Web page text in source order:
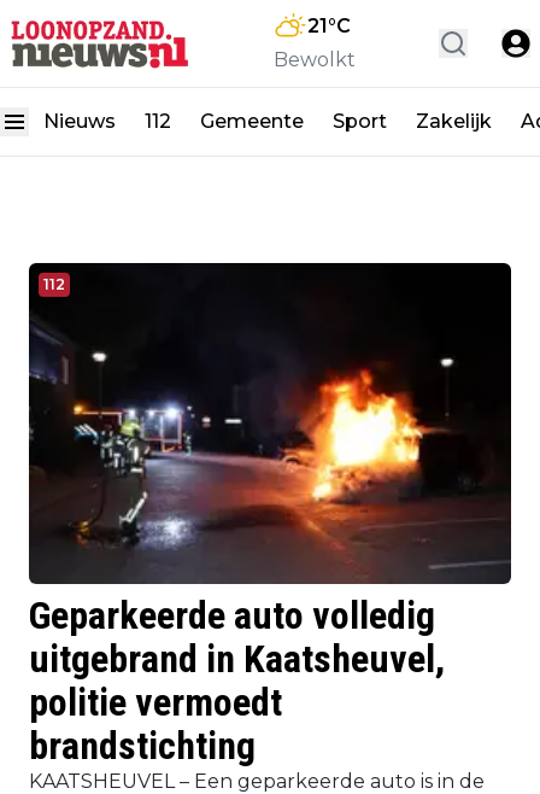
21°C
Bewolkt
Nieuws 112 Gemeente Sport Zakelijk
112
Geparkeerde auto volledig
uitgebrand in Kaatsheuvel,
politie vermoedt
brandstichting
KAATSHEUVEL – Een geparkeerde auto is in de